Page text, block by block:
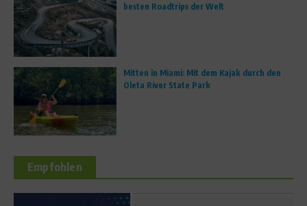
besten Roadtrips der Welt
Mitten in Miami: Mit dem Kajak durch den
Oleta River State Park
Empfohlen